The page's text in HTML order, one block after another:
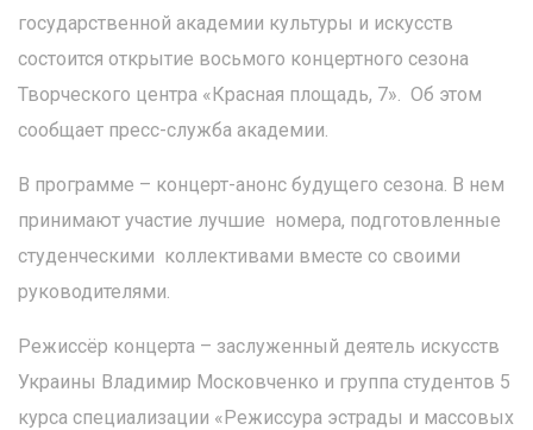
государственной академии культуры и искусств
состоится открытие восьмого концертного сезона
Творческого центра «Красная площадь, 7». Об этом
сообщает пресс-служба академии.
В программе – концерт-анонс будущего сезона. В нем
принимают участие лучшие номера, подготовленные
студенческими коллективами вместе со своими
руководителями.
Режиссёр концерта – заслуженный деятель искусств
Украины Владимир Московченко и группа студентов 5
курса специализации «Режиссура эстрады и массовых